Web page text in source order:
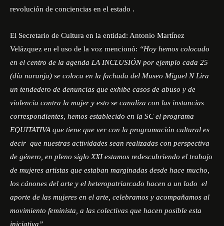
revolución de conciencias en el estado .
El Secretario de Cultura en la entidad: Antonio Martínez
Velázquez en el uso de la voz mencionó: “Hoy hemos colocado
en el centro de la agenda LA INCLUSIÓN por ejemplo cada 25
(día naranja) se coloca en la fachada del Museo Miguel N Lira
un tendedero de denuncias que exhibe casos de abuso y de
violencia contra la mujer y esto se canaliza con las instancias
correspondientes, hemos establecido en la SC el programa
EQUITATIVA que tiene que ver con la programación cultural es
decir que nuestras actividades sean realizadas con perspectiva
de género, en pleno siglo XXI estamos redescubriendo el trabajo
de mujeres artistas que estaban marginadas desde hace mucho,
los cánones del arte y el heteropatriarcado hacen a un lado el
aporte de las mujeres en el arte, celebramos y acompañamos al
movimiento feminista, a las colectivas que hacen posible esta
iniciativa”